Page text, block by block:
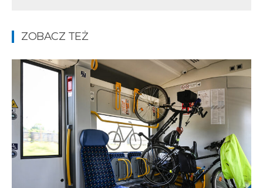
ZOBACZ TEŻ